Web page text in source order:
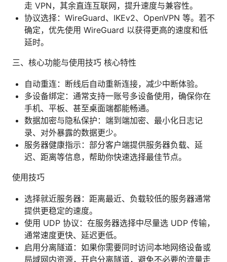
走 VPN，其余直连互联网，提升速度与兼容性。
协议选择：WireGuard、IKEv2、OpenVPN 等。若不
确定，优先使用 WireGuard 以获得更高的速度和低
延时。
三、核心功能与使用技巧 核心特性
自动重连：断线后自动重新连接，减少中断体验。
多设备绑定：通常支持一账号多设备使用，确保你在
手机、平板、甚至桌面端都能畅通。
数据加密与隐私保护：端到端加密、最小化日志记
录、对外暴露的数据更少。
服务器健康指示：部分客户端提供服务器负载、延
迟、距离等信息，帮助你快速选择最佳节点。
使用技巧
选择就近服务器：距离最近、负载较低的服务器通常
提供更稳定的速度。
使用 UDP 协议：在服务器选择中尽量选 UDP 传输，
通常速度更快、延迟更低。
启用分离隧道：如果你需要同时访问本地网络设备或
局域网内资源，开启分离隧道，避免不必要的流量走